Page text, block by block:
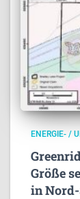
ENERGIE- /
Größe
in